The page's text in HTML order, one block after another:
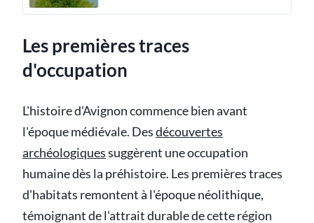
Les premières traces
d'occupation
L'histoire d'Avignon commence bien avant
l'époque médiévale. Desdécouvertes
archéologiquessuggèrent une occupation
humaine dès la préhistoire. Les premières traces
d'habitats remontent à l'époque néolithique,
témoignant de l'attrait durable de cette région